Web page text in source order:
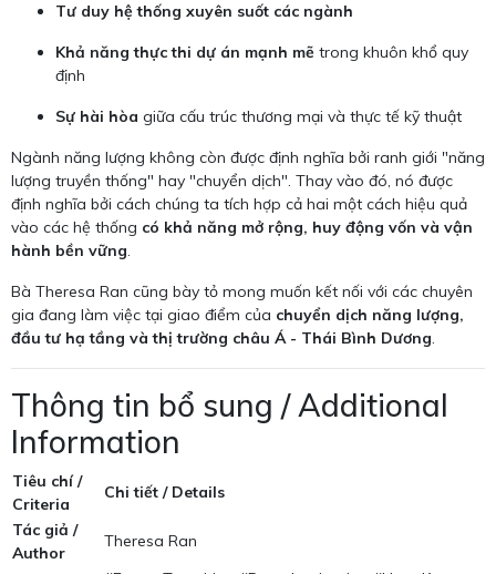
Tư duy hệ thống xuyên suốt các ngành
Khả năng thực thi dự án mạnh mẽ trong khuôn khổ quy
định
Sự hài hòa giữa cấu trúc thương mại và thực tế kỹ thuật
Ngành năng lượng không còn được định nghĩa bởi ranh giới "năng
lượng truyền thống" hay "chuyển dịch". Thay vào đó, nó được
định nghĩa bởi cách chúng ta tích hợp cả hai một cách hiệu quả
vào các hệ thống có khả năng mở rộng, huy động vốn và vận
hành bền vững.
Bà Theresa Ran cũng bày tỏ mong muốn kết nối với các chuyên
gia đang làm việc tại giao điểm của chuyển dịch năng lượng,
đầu tư hạ tầng và thị trường châu Á - Thái Bình Dương.
Thông tin bổ sung / Additional
Information
Tiêu chí /
Criteria
Chi tiết / Details
Tác giả /
Author
Theresa Ran